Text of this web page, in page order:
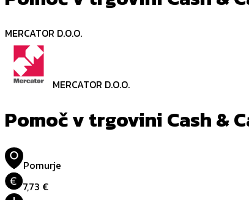
MERCATOR D.O.O.
MERCATOR D.O.O.
Pomoč v trgovini Cash &
Pomurje
€ 7,73 €